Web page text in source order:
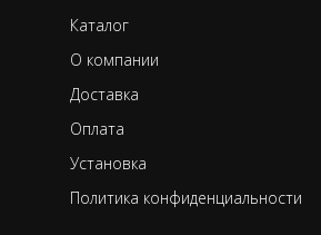
Каталог
О компании
Доставка
Оплата
Установка
Политика конфиденциальности